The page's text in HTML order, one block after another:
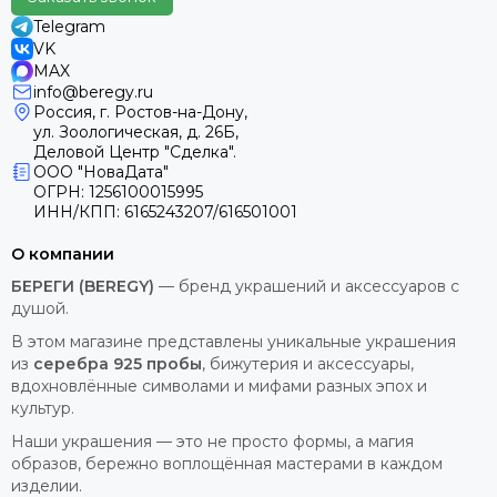
Проще говоря, у серебра активные лечебные свойства.
И третье, важное и уникальное: серебро обладает магией
собственной энергетики. Металлу покровительствует
Луна, наделившая не только сдержанной красотой, но и
способностью защищать своего владельца от порчи и
сглаза. Если руны из серебра потемнели или приобрели
зеленоватый налет, значит он забрал на себя негатив и
уберёг Вас. Или как вариант, вы не совсем правильно
питаетесь.
Четвертое, руны из серебра можно носить любому
человеку. Причиной тому способность серебра помогать
в развитии интуиции, раскрытии творческого потенциала,
выравнивании энергетического фона человека и
нормализации работы нервной системы.
Руны или серебра с позолотой это
отличные индикаторы
Руны из серебра - отличные индикаторы ситуаций и
Telegram
VK
MAX
info@beregy.ru
Россия, г. Ростов-на-Дону,
ул. Зоологическая, д. 26Б,
Деловой Центр "Сделка".
ООО "НоваДата"
ОГРН: 1256100015995
ИНН/КПП: 6165243207/616501001
О компании
БЕРЕГИ (BEREGY) — бренд украшений и аксессуаров с
душой.
В этом магазине представлены уникальные украшения
из серебра 925 пробы, бижутерия и аксессуары,
вдохновлённые символами и мифами разных эпох и
культур.
Наши украшения — это не просто формы, а магия
образов, бережно воплощённая мастерами в каждом
изделии.